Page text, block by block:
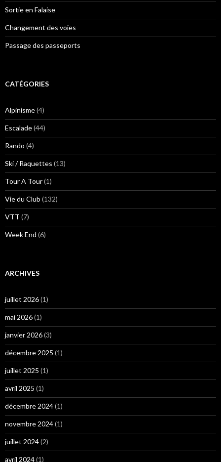
Sortie en Falaise
Changement des voies
Passage des passeports
CATÉGORIES
Alpinisme(4)
Escalade(44)
Rando (4)
Ski / Raquettes (13)
Tour A Tour(1)
Vie du Club (132)
VTT (7)
Week End (6)
ARCHIVES
juillet 2026(1)
mai 2026(1)
janvier 2026(3)
décembre 2025 (1)
juillet 2025 (1)
avril 2025 (1)
décembre 2024(1)
novembre 2024(1)
juillet 2024(2)
avril 2024(1)